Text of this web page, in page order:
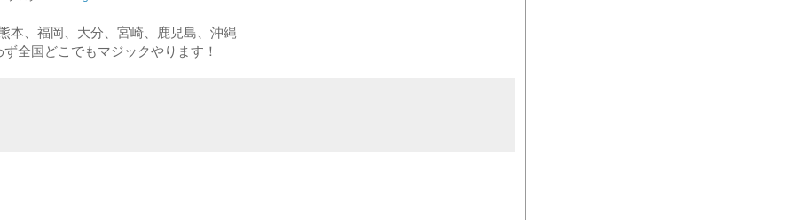
本、福岡、大分、宮崎、鹿児島、沖縄
ず全国どこでもマジックやります！